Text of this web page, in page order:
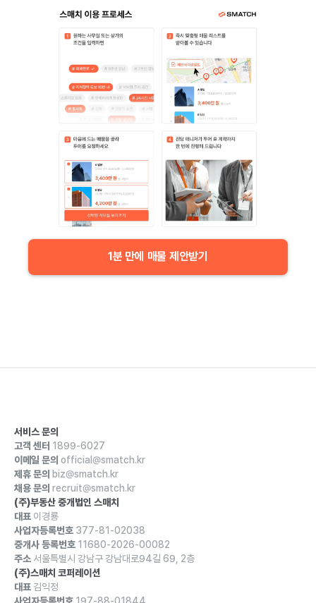
1분 만에 매물 제안받기
서비스 문의
고객 센터 1899-6027
이메일 문의 official@smatch.kr
제휴 문의 biz@smatch.kr
채용 문의 recruit@smatch.kr
(주)부동산 중개법인 스매치
대표 이경룡
사업자등록번호 377-81-02038
중개사 등록번호 11680-2026-00082
주소 서울특별시 강남구 강남대로94길 69, 2층
(주)스매치 코퍼레이션
대표 김익정
사업자등록번호 197-88-01844